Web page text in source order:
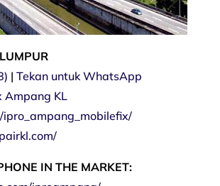
| Tekan untuk WhatsApp
Ampang KL
IN THE MARKET: